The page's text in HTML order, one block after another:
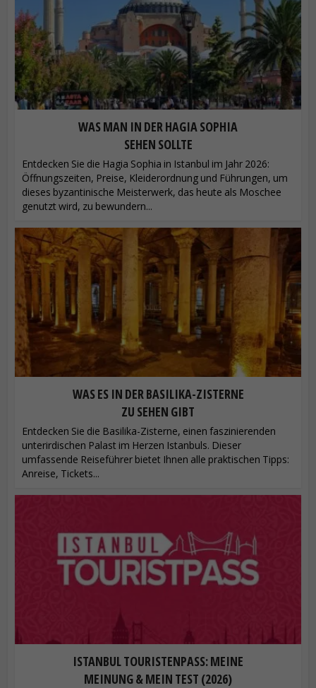
WAS MAN IN DER HAGIA SOPHIA
SEHEN SOLLTE
Entdecken Sie die Hagia Sophia in Istanbul im Jahr 2026:
Öffnungszeiten, Preise, Kleiderordnung und Führungen, um
dieses byzantinische Meisterwerk, das heute als Moschee
genutzt wird, zu bewundern...
WAS ES IN DER BASILIKA-ZISTERNE
ZU SEHEN GIBT
Entdecken Sie die Basilika-Zisterne, einen faszinierenden
unterirdischen Palast im Herzen Istanbuls. Dieser
umfassende Reiseführer bietet Ihnen alle praktischen Tipps:
Anreise, Tickets...
ISTANBUL TOURISTENPASS: MEINE
MEINUNG & MEIN TEST (2026)